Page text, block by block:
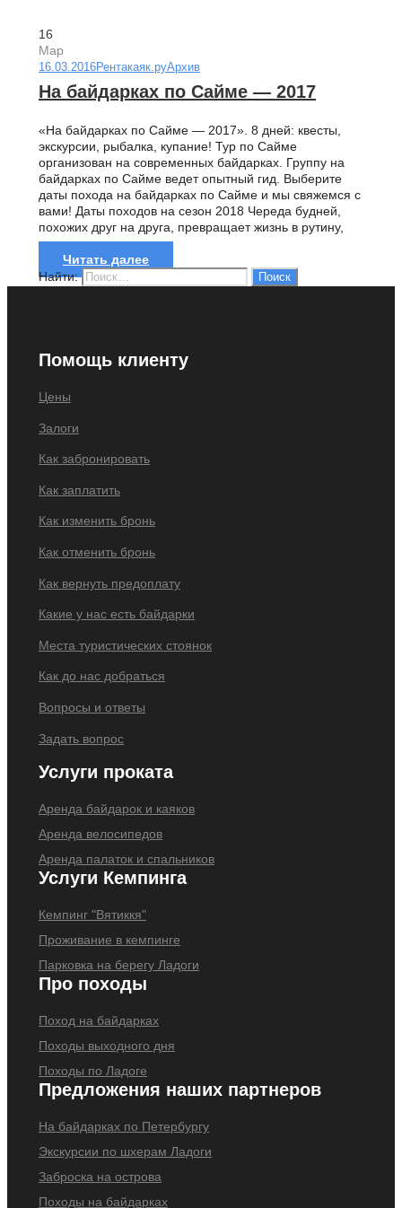
16
Мар
16.03.2016Рентакаяк.руАрхив
На байдарках по Сайме — 2017
«На байдарках по Сайме — 2017». 8 дней: квесты,
экскурсии, рыбалка, купание! Тур по Сайме
организован на современных байдарках. Группу на
байдарках по Сайме ведет опытный гид. Выберите
даты похода на байдарках по Сайме и мы свяжемся с
вами! Даты походов на сезон 2018 Череда будней,
похожих друг на друга, превращает жизнь в рутину,
потихоньку...
Читать далее
Найти:
Помощь клиенту
Цены
Залоги
Как забронировать
Как заплатить
Как изменить бронь
Как отменить бронь
Как вернуть предоплату
Какие у нас есть байдарки
Места туристических стоянок
Как до нас добраться
Вопросы и ответы
Задать вопрос
Услуги проката
Аренда байдарок и каяков
Аренда велосипедов
Аренда палаток и спальников
Услуги Кемпинга
Кемпинг "Вятиккя"
Проживание в кемпинге
Парковка на берегу Ладоги
Про походы
Поход на байдарках
Походы выходного дня
Походы по Ладоге
Предложения наших партнеров
На байдарках по Петербургу
Экскурсии по шхерам Ладоги
Заброска на острова
Походы на байдарках